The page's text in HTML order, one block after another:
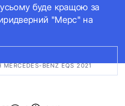
буде кращою за
"Мерс" на
BENZ EQS 2021